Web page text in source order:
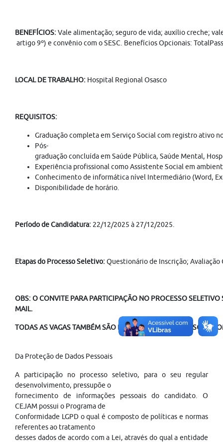
BENEFÍCIOS:Vale alimentação; seguro de vida; auxílio creche;
artigo 9º) e convênio com o SESC. Benefícios Opcionais:
LOCAL DE TRABALHO: Hospital Regional Osasco
REQUISITOS:
Graduação completa em Serviço Social com registro ativo
Pós-
graduação concluída em Saúde Pública, Saúde Mental,
Experiência profissional como Assistente Social em
Conhecimento de informática nível Intermediário (Word,
Disponibilidade de horário.
Período de Candidatura: 22/12/2025 à 27/12/2025.
Etapas do Processo Seletivo:Questionário de Inscrição; Avaliação
OBS: O CONVITE PARA PARTICIPAÇÃO NO PROCESSO SELETIVO
MAIL.
TODAS AS VAGAS TAMBÉM SÃO DISPONÍVEIS PARA PESSOAS
Da Proteção de Dados Pessoais
A participação no processo seletivo, para o seu regular
desenvolvimento, pressupõe o
fornecimento de informações pessoais do candidato. O
CEJAM possui o Programa de
Conformidade LGPD o qual é composto de políticas e normas
referentes ao tratamento
desses dados de acordo com a Lei, através do qual a entidade